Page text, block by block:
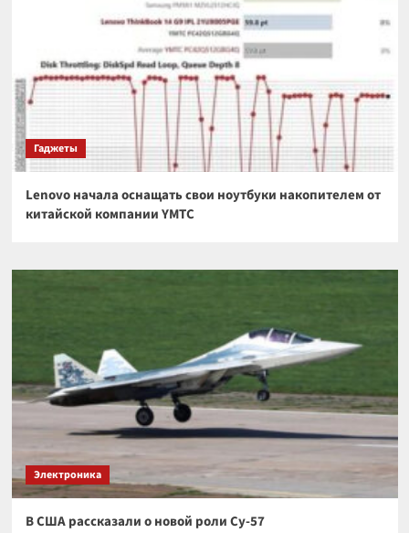
Гаджеты
Lenovo начала оснащать свои ноутбуки накопителем от
китайской компании YMTC
Электроника
В США рассказали о новой роли Су-57